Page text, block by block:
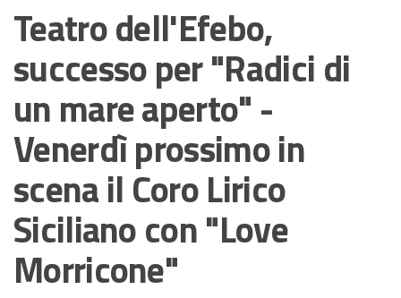
Teatro dell'Efebo,
successo per "Radici di
un mare aperto" -
Venerdì prossimo in
scena il Coro Lirico
Siciliano con "Love
Morricone"